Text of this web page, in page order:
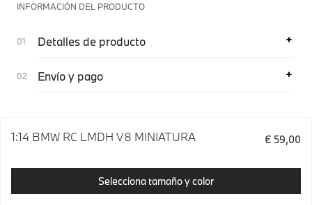
INFORMACIÓN DEL PRODUCTO
Detalles de producto
Envío y pago
1:14 BMW RC LMDH V8 MINIATURA € 59,00
Selecciona tamaño y color